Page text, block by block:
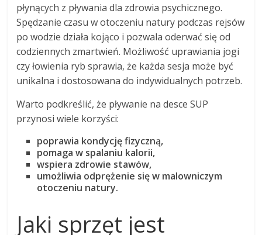
płynących z pływania dla zdrowia psychicznego.
Spędzanie czasu w otoczeniu natury podczas rejsów
po wodzie działa kojąco i pozwala oderwać się od
codziennych zmartwień. Możliwość uprawiania jogi
czy łowienia ryb sprawia, że każda sesja może być
unikalna i dostosowana do indywidualnych potrzeb.
Warto podkreślić, że pływanie na desce SUP
przynosi wiele korzyści:
poprawia kondycję fizyczną,
pomaga w spalaniu kalorii,
wspiera zdrowie stawów,
umożliwia odprężenie się w malowniczym
otoczeniu natury.
Jaki sprzęt jest